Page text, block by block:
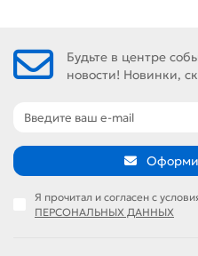
Будьте в центре
новости! Новинки,
Я прочитал и согласен с
ПЕРСОНАЛЬНЫХ ДАННЫХ